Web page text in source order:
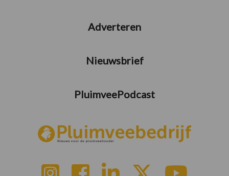
Adverteren
Nieuwsbrief
PluimveePodcast